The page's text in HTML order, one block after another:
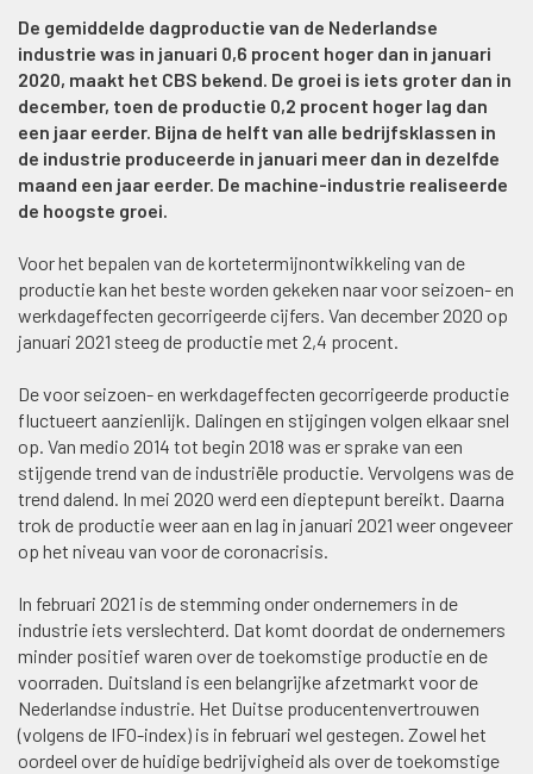
De gemiddelde dagproductie van de Nederlandse
industrie was in januari 0,6 procent hoger dan in januari
2020, maakt het CBS bekend. De groei is iets groter dan in
december, toen de productie 0,2 procent hoger lag dan
een jaar eerder. Bijna de helft van alle bedrijfsklassen in
de industrie produceerde in januari meer dan in dezelfde
maand een jaar eerder. De machine-industrie realiseerde
de hoogste groei.
Voor het bepalen van de kortetermijnontwikkeling van de
productie kan het beste worden gekeken naar voor seizoen- en
werkdageffecten gecorrigeerde cijfers. Van december 2020 op
januari 2021 steeg de productie met 2,4 procent.
De voor seizoen- en werkdageffecten gecorrigeerde productie
fluctueert aanzienlijk. Dalingen en stijgingen volgen elkaar snel
op. Van medio 2014 tot begin 2018 was er sprake van een
stijgende trend van de industriële productie. Vervolgens was de
trend dalend. In mei 2020 werd een dieptepunt bereikt. Daarna
trok de productie weer aan en lag in januari 2021 weer ongeveer
op het niveau van voor de coronacrisis.
In februari 2021 is de stemming onder ondernemers in de
industrie iets verslechterd. Dat komt doordat de ondernemers
minder positief waren over de toekomstige productie en de
voorraden. Duitsland is een belangrijke afzetmarkt voor de
Nederlandse industrie. Het Duitse producentenvertrouwen
(volgens de IFO-index) is in februari wel gestegen. Zowel het
oordeel over de huidige bedrijvigheid als over de toekomstige